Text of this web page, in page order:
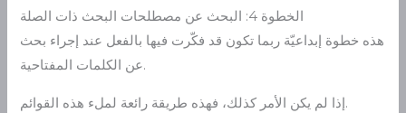
الخطوة 4: البحث عن مصطلحات البحث ذات الصلة
هذه خطوة إبداعيّة ربما تكون قد فكّرت فيها بالفعل عند إجراء بحث
عن الكلمات المفتاحية.
إذا لم يكن الأمر كذلك، فهذه طريقة رائعة لملء هذه القوائم.